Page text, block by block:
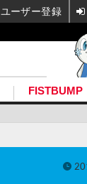
FISTBUMP
ユーザー登録